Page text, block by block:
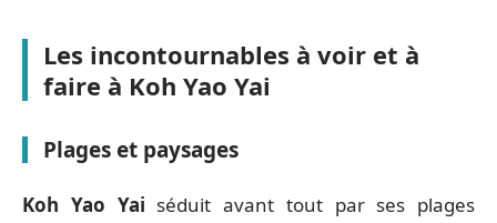
Les incontournables à voir et à
faire à Koh Yao Yai
Plages et paysages
Koh Yao Yai séduit avant tout par ses plages